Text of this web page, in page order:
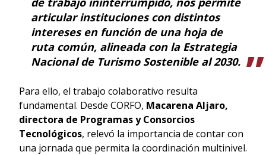
articular instituciones con distintos
intereses en función de una hoja de
ruta común, alineada con la Estrategia
Nacional de Turismo Sostenible al 2030.
Para ello, el trabajo colaborativo resulta
fundamental. Desde CORFO, Macarena Aljaro,
directora de Programas y Consorcios
Tecnológicos, relevó la importancia de contar con
una jornada que permita la coordinación multinivel.